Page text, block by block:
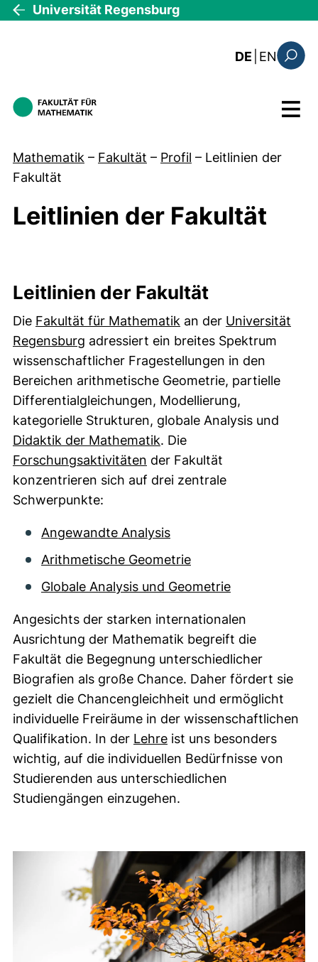
Direkt zum Inhalt
Universität Regensburg
DE EN: this
Menü
Mathematik – Fakultät – Profil – Leitlinien der
Fakultät
Leitlinien der Fakultät
Leitlinienraster
Leitlinien der Fakultät
Die Fakultät für Mathematik an der Universität
Regensburg adressiert ein breites Spektrum
wissenschaftlicher Fragestellungen in den
Bereichen arithmetische Geometrie, partielle
Differentialgleichungen, Modellierung,
kategorielle Strukturen, globale Analysis und
Didaktik der Mathematik. Die
Forschungsaktivitäten der Fakultät
konzentrieren sich auf drei zentrale
Schwerpunkte:
Angewandte Analysis
Arithmetische Geometrie
Globale Analysis und Geometrie
Angesichts der starken internationalen
Ausrichtung der Mathematik begreift die
Fakultät die Begegnung unterschiedlicher
Biografien als große Chance. Daher fördert sie
gezielt die Chancengleichheit und ermöglicht
individuelle Freiräume in der wissenschaftlichen
Qualifikation. In der Lehre ist uns besonders
wichtig, auf die individuellen Bedürfnisse von
Studierenden aus unterschiedlichen
Studiengängen einzugehen.
Leitlinienbild